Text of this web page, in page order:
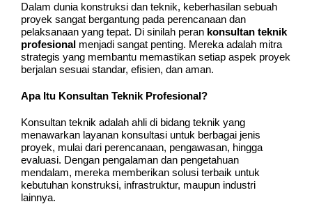
Dalam dunia konstruksi dan teknik, keberhasilan sebuah
proyek sangat bergantung pada perencanaan dan
pelaksanaan yang tepat. Di sinilah peran konsultan teknik
profesional menjadi sangat penting. Mereka adalah mitra
strategis yang membantu memastikan setiap aspek proyek
berjalan sesuai standar, efisien, dan aman.
Apa Itu Konsultan Teknik Profesional?
Konsultan teknik adalah ahli di bidang teknik yang
menawarkan layanan konsultasi untuk berbagai jenis
proyek, mulai dari perencanaan, pengawasan, hingga
evaluasi. Dengan pengalaman dan pengetahuan
mendalam, mereka memberikan solusi terbaik untuk
kebutuhan konstruksi, infrastruktur, maupun industri
lainnya.